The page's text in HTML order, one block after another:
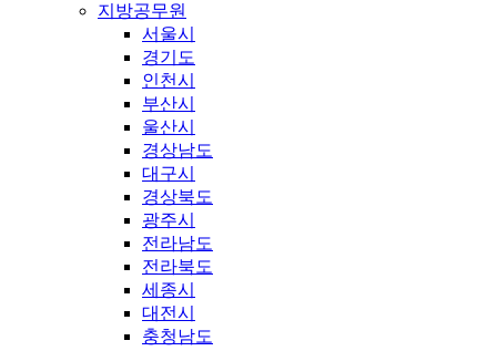
지방공무원
서울시
경기도
인천시
부산시
울산시
경상남도
대구시
경상북도
광주시
전라남도
전라북도
세종시
대전시
충청남도